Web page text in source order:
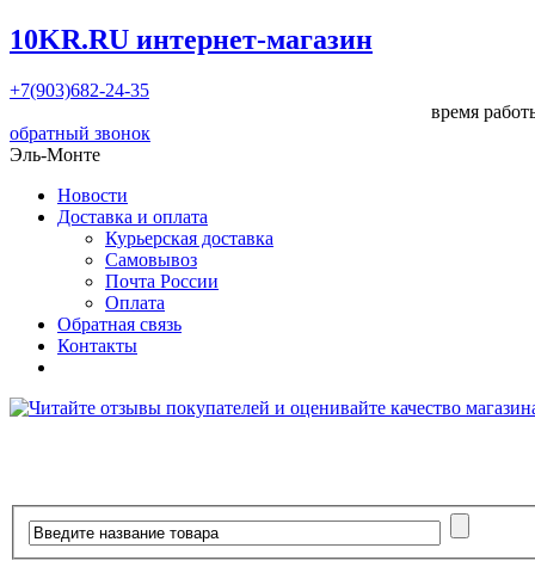
10KR.RU интернет-магазин
+7(903)682-24-35
время
обратный звонок
Эль-Монте
Новости
Доставка и оплата
Курьерская доставка
Самовывоз
Почта России
Оплата
Обратная связь
Контакты